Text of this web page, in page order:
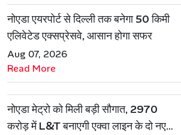
नोएडा एयरपोर्ट से दिल्ली तक बनेगा 50 किमी
एलिवेटेड एक्सप्रेसवे, आसान होगा सफर
Aug 07, 2026
Read More
नोएडा मेट्रो को मिली बड़ी सौगात, 2970
करोड़ में L&T बनाएगी एक्वा लाइन के दो नए